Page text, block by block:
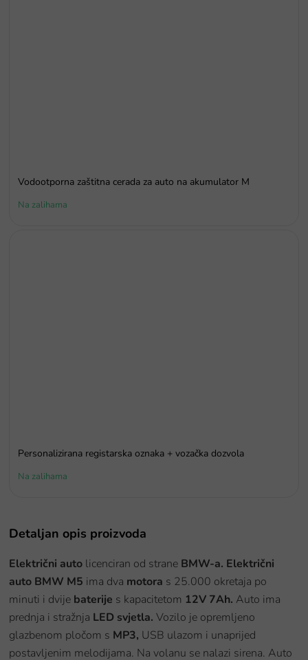
Vodootporna zaštitna cerada za auto na akumulator M
Na zalihama
Personalizirana registarska oznaka + vozačka dozvola
Na zalihama
Detaljan opis proizvoda
Električni auto licenciran od strane BMW-a. Električni
auto BMW M5 ima dva motora s 25.000 okretaja po
minuti i dvije baterije s kapacitetom 12V 7Ah. Auto ima
prednja i stražnja LED svjetla. Vozilo je opremljeno
glazbenom pločom s MP3, USB ulazom i unaprijed
postavljenim melodijama. Na volanu se nalazi sirena. Auto